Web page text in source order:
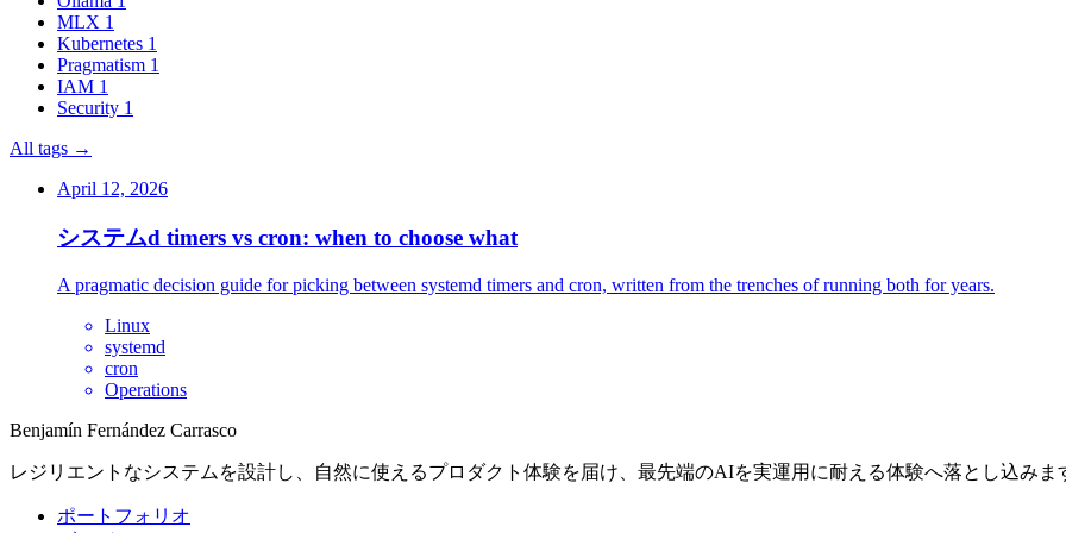
MLX 1
Kubernetes 1
Pragmatism 1
IAM 1
Security 1
All tags →
April 12, 2026
システムd timers vs cron: when to choose what
A pragmatic decision guide for picking between systemd timers and cron, written from the trenches of running both for years.
Linux
systemd
cron
Operations
Benjamín Fernández Carrasco
レジリエントなシステムを設計し、自然に使えるプロダクト体験を届け、最先端のAIを実運用に耐える体験へ落とし込みま
ポートフォリオ